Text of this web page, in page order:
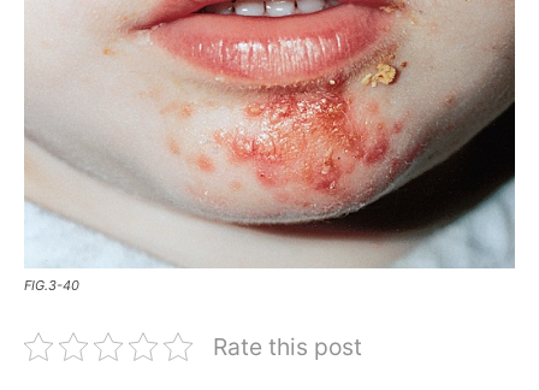
FIG.3-40
Rate this post